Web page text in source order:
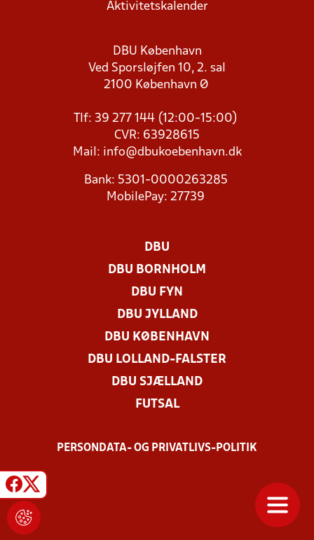
Aktivitetskalender
DBU København
Ved Sporsløjfen 10, 2. sal
2100 København Ø
Tlf: 39 277 144 (12:00-15:00)
CVR: 63928615
Mail: info@dbukoebenhavn.dk
Bank: 5301-0000263285
MobilePay: 27739
DBU
DBU BORNHOLM
DBU FYN
DBU JYLLAND
DBU KØBENHAVN
DBU LOLLAND-FALSTER
DBU SJÆLLAND
FUTSAL
PERSONDATA- OG PRIVATLIVS-POLITIK